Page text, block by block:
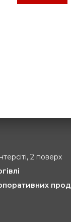
2 поверх